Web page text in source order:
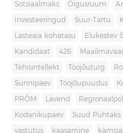
Sotsiaalmaks Õigusruum
Investeeringud Suur-Tartu
Lasteaia kohatasu Elukestev
Kandidaat 426
Tehisintellekt Tööjõuturg
Sünnipäev Tööjõupuudus
PRÕM Lävend
Kodanikupäev Suud Puhtaks
vastutus kaasamine